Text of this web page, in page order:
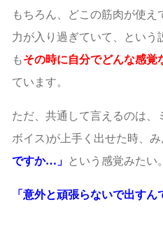
もちろん、どこの筋肉が使え
力が入り過ぎていて、という
もその時に自分でどんな感覚
ています。
ただ、共通して言えるのは、
ボイス)が上手く出せた時、み
ですか…」
という感覚みたい。
「意外と頑張らないで出すん